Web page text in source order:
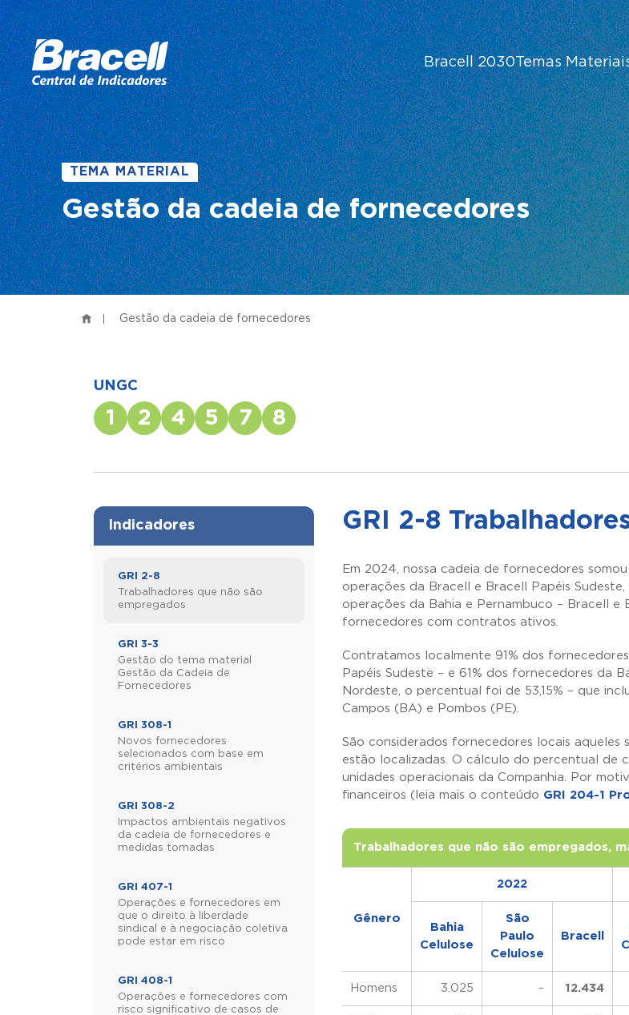
Bracell 2030Temas
TEMA MATERIAL
Gestão da cadeia de fornecedores
Gestão da cadeia de fornecedores
UNGC
1 2 4 5 7 8
Indicadores
GRI 2-8
Trabalhadores que não são
empregados
GRI 3-3
Gestão do tema material
Gestão da Cadeia de
Fornecedores
GRI 308-1
Novos fornecedores
selecionados com base em
critérios ambientais
GRI 308-2
Impactos ambientais negativos
da cadeia de fornecedores e
medidas tomadas
GRI 407-1
Operações e fornecedores em
que o direito à liberdade
sindical e à negociação coletiva
pode estar em risco
GRI 408-1
Operações e fornecedores com
risco significativo de casos de
GRI 2-8
Em 2024, nossa cadeia de fornecedores
operações da Bracell e Bracell Papéis
operações da Bahia e Pernambuco – Bracell
fornecedores com contratos ativos.
Contratamos localmente 91% dos
Papéis Sudeste – e 61% dos fornecedores da
Nordeste, o percentual foi de 53,15% – que
Campos (BA) e Pombos (PE).
São considerados fornecedores locais aqueles
estão localizadas. O cálculo do percentual de
unidades operacionais da Companhia. Por
financeiros (leia mais o conteúdo GRI 204-1
Trabalhadores que não são empregados,
Gênero
2022
Bahia
Celulose
São
Paulo
Celulose
Bracell
Homens 3.025 – 12.434